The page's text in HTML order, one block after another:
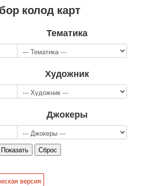
колод карт
Тематика
Художник
Джокеры
версия